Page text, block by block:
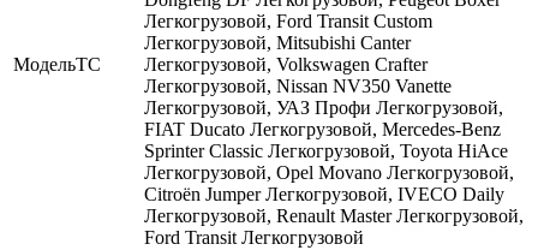
МодельТС
Легкогрузовой, Ford Transit Custom
Легкогрузовой, Mitsubishi Canter
Легкогрузовой, Volkswagen Crafter
Легкогрузовой, Nissan NV350 Vanette
Легкогрузовой, УАЗ Профи Легкогрузовой,
FIAT Ducato Легкогрузовой, Mercedes-Benz
Sprinter Classic Легкогрузовой, Toyota HiAce
Легкогрузовой, Opel Movano Легкогрузовой,
Citroën Jumper Легкогрузовой, IVECO Daily
Легкогрузовой, Renault Master Легкогрузовой,
Ford Transit Легкогрузовой